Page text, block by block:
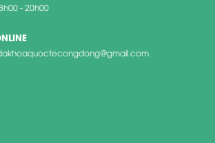
- 20h00